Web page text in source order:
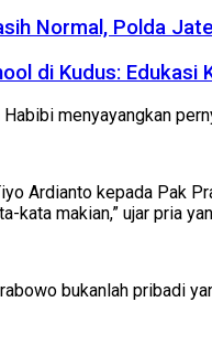
Normal, Polda
di Kudus: Edukasi
menyayangkan
Ardianto kepada Pak
kata makian,” ujar pria
bukanlah pribadi